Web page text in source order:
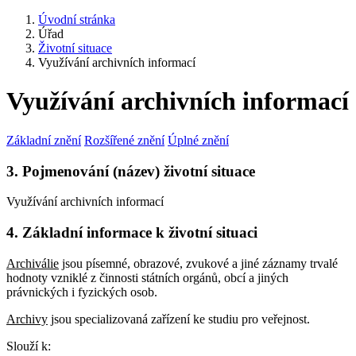
Úvodní stránka
Úřad
Životní situace
Využívání archivních informací
Využívání archivních informací
Základní znění Rozšířené znění Úplné znění
3. Pojmenování (název) životní situace
Využívání archivních informací
4. Základní informace k životní situaci
Archiválie jsou písemné, obrazové, zvukové a jiné záznamy trvalé
hodnoty vzniklé z činnosti státních orgánů, obcí a jiných
právnických i fyzických osob.
Archivy jsou specializovaná zařízení ke studiu pro veřejnost.
Slouží k: